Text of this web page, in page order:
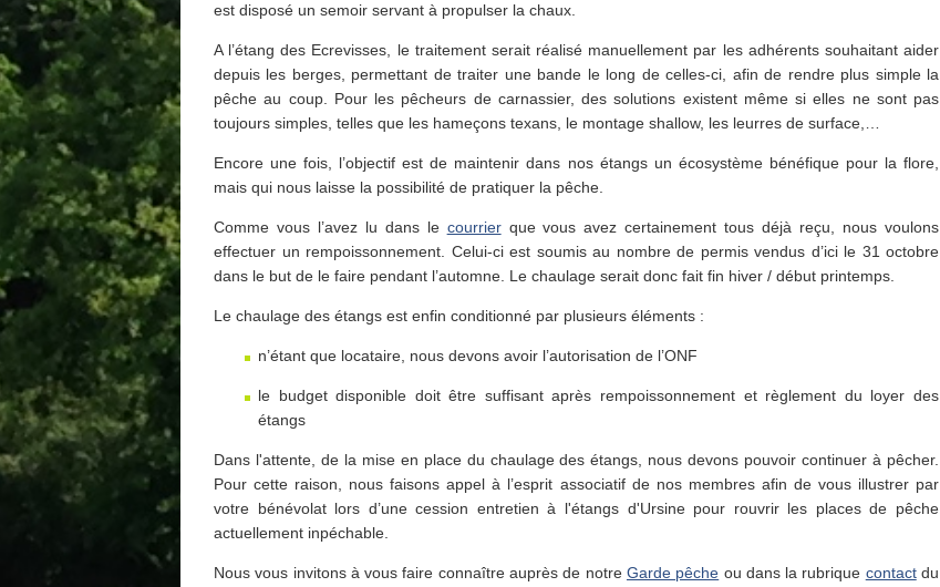
est disposé un semoir servant à propulser la chaux.
A l’étang des Ecrevisses, le traitement serait réalisé manuellement par les adhérents souhaitant aider
depuis les berges, permettant de traiter une bande le long de celles-ci, afin de rendre plus simple la
pêche au coup. Pour les pêcheurs de carnassier, des solutions existent même si elles ne sont pas
toujours simples, telles que les hameçons texans, le montage shallow, les leurres de surface,…
Encore une fois, l’objectif est de maintenir dans nos étangs un écosystème bénéfique pour la flore,
mais qui nous laisse la possibilité de pratiquer la pêche.
Comme vous l’avez lu dans le courrierque vous avez certainement tous déjà reçu, nous voulons
effectuer un rempoissonnement. Celui-ci est soumis au nombre de permis vendus d’ici le 31 octobre
dans le but de le faire pendant l’automne. Le chaulage serait donc fait fin hiver / début printemps.
Le chaulage des étangs est enfin conditionné par plusieurs éléments :
n’étant que locataire, nous devons avoir l’autorisation de l’ONF
le budget disponible doit être suffisant après rempoissonnement et règlement du loyer des
étangs
Dans l'attente, de la mise en place du chaulage des étangs, nous devons pouvoir continuer à pêcher.
Pour cette raison, nous faisons appel à l’esprit associatif de nos membres afin de vous illustrer par
votre bénévolat lors d’une cession entretien à l'étangs d'Ursine pour rouvrir les places de pêche
actuellement inpéchable.
Nous vous invitons à vous faire connaître auprès de notre Garde pêche ou dans la rubrique contactdu